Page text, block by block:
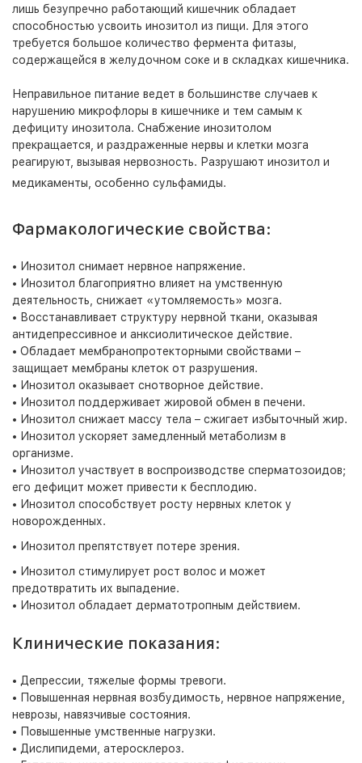
лишь безупречно работающий кишечник обладает
способностью усвоить инозитол из пищи. Для этого
требуется большое количество фермента фитазы,
содержащейся в желудочном соке и в складках кишечника.
Неправильное питание ведет в большинстве случаев к
нарушению микрофлоры в кишечнике и тем самым к
дефициту инозитола. Снабжение инозитолом
прекращается, и раздраженные нервы и клетки мозга
реагируют, вызывая нервозность. Разрушают инозитол и
медикаменты, особенно сульфамиды.
Фармакологические свойства:
• Инозитол снимает нервное напряжение.
• Инозитол благоприятно влияет на умственную
деятельность, снижает «утомляемость» мозга.
• Восстанавливает структуру нервной ткани, оказывая
антидепрессивное и анксиолитическое действие.
• Обладает мембранопротекторными свойствами –
защищает мембраны клеток от разрушения.
• Инозитол оказывает снотворное действие.
• Инозитол поддерживает жировой обмен в печени.
• Инозитол снижает массу тела – сжигает избыточный жир.
• Инозитол ускоряет замедленный метаболизм в
организме.
• Инозитол участвует в воспроизводстве сперматозоидов;
его дефицит может привести к бесплодию.
• Инозитол способствует росту нервных клеток у
новорожденных.
• Инозитол препятствует потере зрения.
• Инозитол стимулирует рост волос и может
предотвратить их выпадение.
• Инозитол обладает дерматотропным действием.
Клинические показания:
• Депрессии, тяжелые формы тревоги.
• Повышенная нервная возбудимость, нервное напряжение,
неврозы, навязчивые состояния.
• Повышенные умственные нагрузки.
• Дислипидеми, атеросклероз.